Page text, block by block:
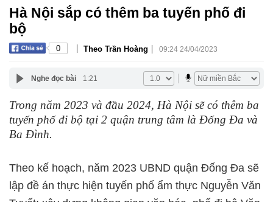
Hà Nội sắp có thêm ba tuyến phố đi
bộ
0 | Theo Trần Hoàng | 09:24 24/04/2023
Nghe đọc bài 1:21
Trong năm 2023 và đầu 2024, Hà Nội sẽ có thêm ba
tuyến phố đi bộ tại 2 quận trung tâm là Đống Đa và
Ba Đình.
Theo kế hoạch, năm 2023 UBND quận Đống Đa sẽ
lập đề án thực hiện tuyến phố ẩm thực Nguyễn Văn